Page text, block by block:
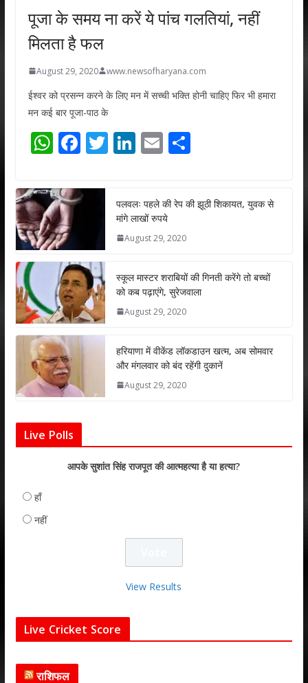
पूजा के समय ना करें ये पांच गलतियां, नहीं
मिलता है फल
August 29, 2020 www.newsofharyana.com
ईश्वर को प्रसन्न करने के लिए मन में सच्ची भक्ति होनी चाहिए फिर भी हमारा
मन कई बार पूजा-पाठ के
W
at
s
A
p
p
F
e
b
o
k
T
er
Li
e
dI
n
E
l
S
e
पलवलः पहले की रेप की झूठी शिकायत, युवक से
मांगे लाखों रुपये
August 29, 2020
स्कूल मास्टर शराबियों की गिनती करेंगे तो बच्चों
को कब पढ़ाएंगे, सुरेजवाला
August 29, 2020
हरियाणा में वीकेंड लॉकडाउन खत्म, अब सोमवार
और मंगलवार को बंद रहेंगी दुकानें
August 29, 2020
Live Polls
आपके सुशांत सिंह राजपूत की आत्महत्या है या हत्या?
हाँ
नहीं
View Results
Live Cricket Score
राशिफल